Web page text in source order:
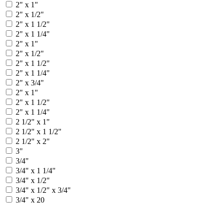
2" х 1"
2" х 1/2"
2" х 1 1/2"
2" х 1 1/4"
2" x 1"
2" x 1/2"
2" x 1 1/2"
2" x 1 1/4"
2" x 3/4"
2" х 1"
2" х 1 1/2"
2" х 1 1/4"
2 1/2" x 1"
2 1/2" x 1 1/2"
2 1/2" x 2"
3"
3/4"
3/4" x 1 1/4"
3/4" x 1/2"
3/4" x 1/2" x 3/4"
3/4" x 20